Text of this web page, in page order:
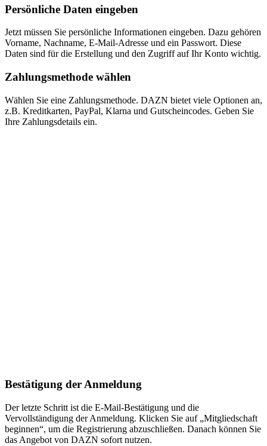
Persönliche Daten eingeben
Jetzt müssen Sie persönliche Informationen eingeben. Dazu gehören
Vorname, Nachname, E-Mail-Adresse und ein Passwort. Diese
Daten sind für die Erstellung und den Zugriff auf Ihr Konto wichtig.
Zahlungsmethode wählen
Wählen Sie eine Zahlungsmethode. DAZN bietet viele Optionen an,
z.B. Kreditkarten, PayPal, Klarna und Gutscheincodes. Geben Sie
Ihre Zahlungsdetails ein.
Bestätigung der Anmeldung
Der letzte Schritt ist die E-Mail-Bestätigung und die
Vervollständigung der Anmeldung. Klicken Sie auf „Mitgliedschaft
beginnen“, um die Registrierung abzuschließen. Danach können Sie
das Angebot von DAZN sofort nutzen.